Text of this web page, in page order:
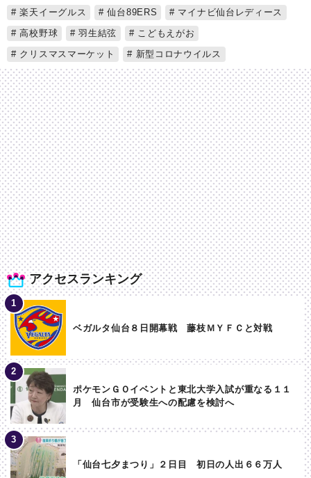
アクセスランキング
ベガルタ仙台８日開幕戦 藤枝ＭＹＦＣと対戦
ポケモンＧＯイベントと東北大学入試が重なる１１
月 仙台市が受験生への配慮を検討へ
「仙台七夕まつり」２日目 初日の人出６６万人
楽天イーグルス
仙台89ERS
マイナビ仙台レディース
高校野球
羽生結弦
こどもえがお
クリスマスマーケット
新型コロナウイルス